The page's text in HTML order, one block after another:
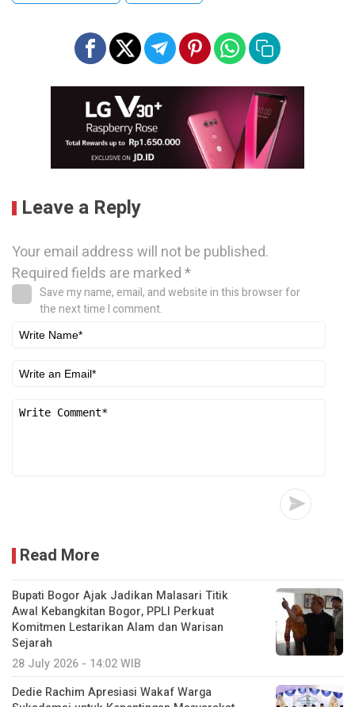
Leave a Reply
Your email address will not be published.
Required fields are marked*
Save my name, email, and website in this browser for
the next time I comment.
Read More
Bupati Bogor Ajak Jadikan Malasari Titik
Awal Kebangkitan Bogor, PPLI Perkuat
Komitmen Lestarikan Alam dan Warisan
Sejarah
28 July 2026 - 14:02 WIB
Dedie Rachim Apresiasi Wakaf Warga